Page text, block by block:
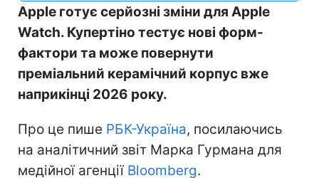
Apple готує серйозні зміни для Apple
Watch. Купертіно тестує нові форм-
фактори та може повернути
преміальний керамічний корпус вже
наприкінці 2026 року.
Про це пише РБК-Україна, посилаючись
на аналітичний звіт Марка Гурмана для
медійної агенції Bloomberg.